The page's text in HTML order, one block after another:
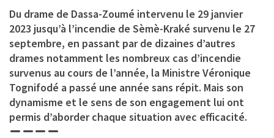
Du drame de Dassa-Zoumé intervenu le 29 janvier
2023 jusqu’à l’incendie de Sèmè-Kraké survenu le 27
septembre, en passant par de dizaines d’autres
drames notamment les nombreux cas d’incendie
survenus au cours de l’année, la Ministre Véronique
Tognifodé a passé une année sans répit. Mais son
dynamisme et le sens de son engagement lui ont
permis d’aborder chaque situation avec efficacité.